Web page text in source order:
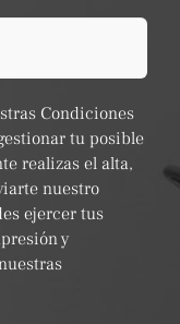
Condiciones
tu posible
realizas el alta,
nuestro
ejercer tus
y